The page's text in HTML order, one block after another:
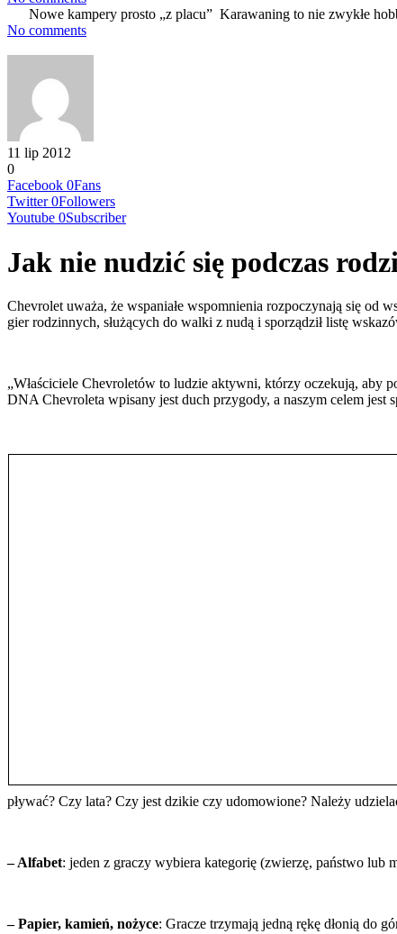
Nowe kampery prosto „z placu” Karawaning to nie zwykłe
No comments
11 lip 2012
0
Facebook 0Fans
Twitter 0Followers
Youtube 0Subscriber
Jak nie nudzić się podczas
Chevrolet uważa, że wspaniałe wspomnienia rozpoczynają się od
gier rodzinnych, służących do walki z nudą i sporządził listę
„Właściciele Chevroletów to ludzie aktywni, którzy oczekują, aby
DNA Chevroleta wpisany jest duch przygody, a naszym celem
pływać? Czy lata? Czy jest dzikie czy udomowione? Należy
– Alfabet: jeden z graczy wybiera kategorię (zwierzę, państwo lub
– Papier, kamień, nożyce: Gracze trzymają jedną rękę dłonią do